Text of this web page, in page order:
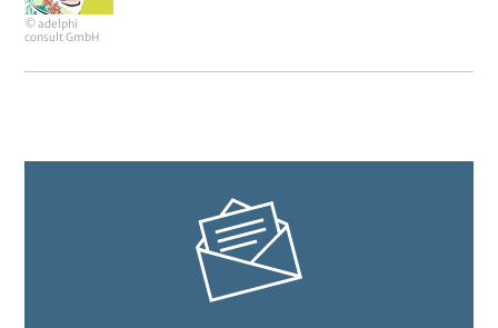
e
o
j
© adelphi
consult GmbH